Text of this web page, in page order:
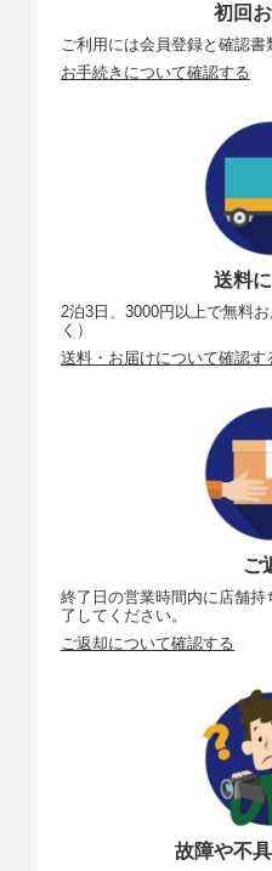
初回
ご利用には会員登録と確認書
お手続きについて確認する
送料
2泊3日、3000円以上で無料
く）
送料・お届けについて確認す
ご
終了日の営業時間内に店舗
了してください。
ご返却について確認する
故障や不